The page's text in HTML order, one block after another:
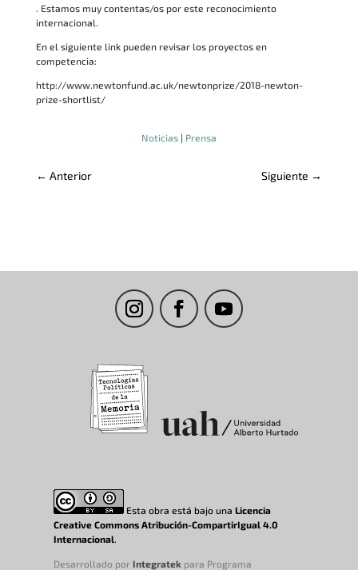
. Estamos muy contentas/os por este reconocimiento
internacional.
En el siguiente link pueden revisar los proyectos en
competencia:
http://www.newtonfund.ac.uk/newtonprize/2018-newton-
prize-shortlist/
Noticias| Prensa
← Anterior Siguiente →
Esta obra está bajo unaLicencia
Creative Commons Atribución-CompartirIgual 4.0
Internacional.
Desarrollado por Integratek para Programa